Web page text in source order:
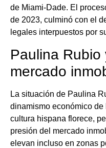
de Miami-Dade. El
de 2023, culminó con el
legales interpuestos por
Paulina
mercado
La situación de Paulina
dinamismo económico
cultura hispana florece,
presión del mercado
elevan incluso en zonas